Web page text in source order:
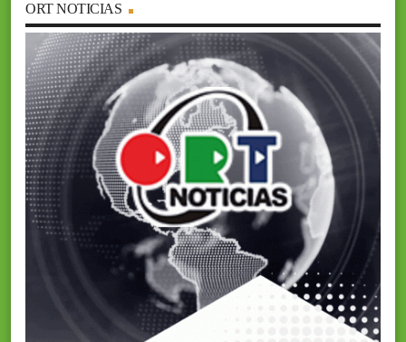
ORT NOTICIAS